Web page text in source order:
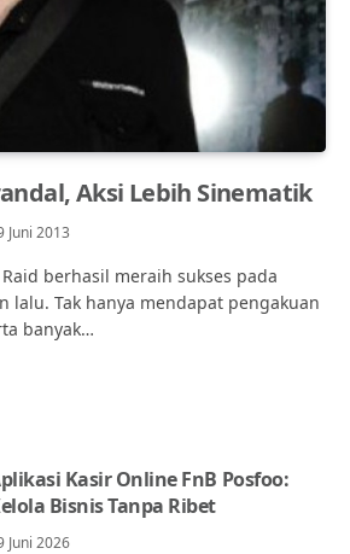
Aksi Lebih Sinematik
Juni 2013
Raid berhasil meraih sukses pada
lalu. Tak hanya mendapat pengakuan
banyak…
Kasir Online FnB Posfoo:
Bisnis Tanpa Ribet
Juni 2026